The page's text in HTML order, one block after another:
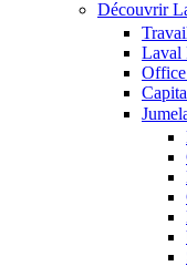
Découvrir
Laval
Office